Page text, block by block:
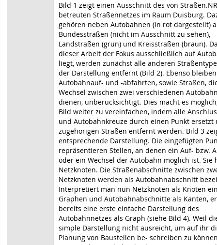
Bild 1 zeigt einen Ausschnitt des von
betreuten Straßennetzes im Raum Duisburg.
gehören neben Autobahnen (in rot dargestellt)
Bundesstraßen (nicht im Ausschnitt zu sehen),
Landstraßen (grün) und Kreisstraßen (braun).
dieser Arbeit der Fokus ausschließlich auf
liegt, werden zunächst alle anderen
der Darstellung entfernt (Bild 2). Ebenso bleiben
Autobahnauf- und -abfahrten, sowie Straßen,
Wechsel zwischen zwei verschiedenen
dienen, unberücksichtigt. Dies macht es
Bild weiter zu vereinfachen, indem alle
und Autobahnkreuze durch einen Punkt ersetzt
zugehörigen Straßen entfernt werden. Bild 3
entsprechende Darstellung. Die eingefügten
repräsentieren Stellen, an denen ein Auf- bzw.
oder ein Wechsel der Autobahn möglich ist. Sie
Netzknoten. Die Straßenabschnitte zwischen
Netzknoten werden als Autobahnabschnitt
Interpretiert man nun Netzknoten als Knoten
Graphen und Autobahnabschnitte als Kanten,
bereits eine erste einfache Darstellung des
Autobahnnetzes als Graph (siehe Bild 4). Weil
simple Darstellung nicht ausreicht, um auf ihr
Planung von Baustellen be- schreiben zu